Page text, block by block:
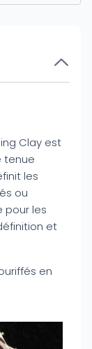
Clay est
tenue
les
ou
pour les
et
en